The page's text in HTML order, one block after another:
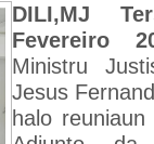
DILI,MJ
Fevereiro
Ministru
Jesus
halo